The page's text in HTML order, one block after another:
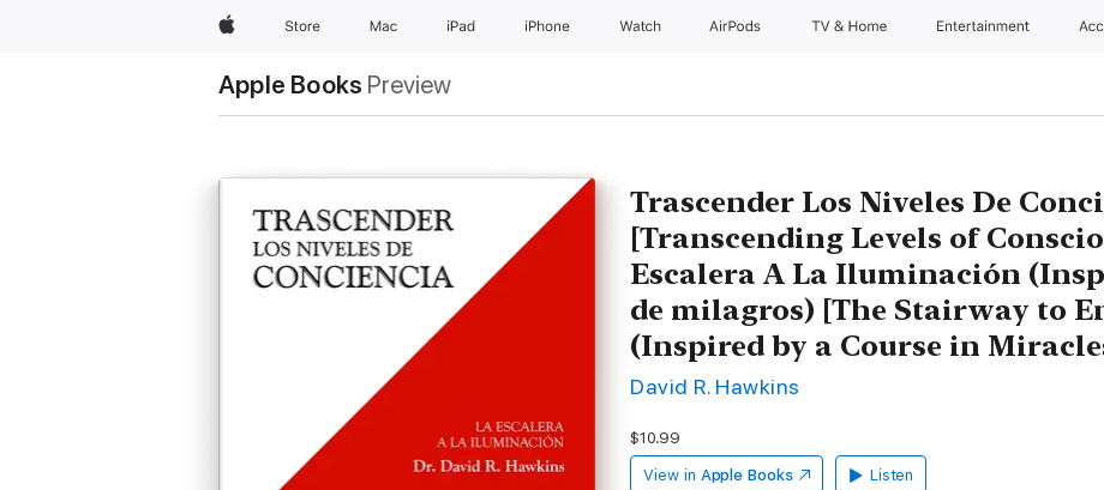
AppleStore Mac iPad iPhone Watch AirPods TV & Home Entertainment
Apple Books Preview
Trascender Los Niveles De
[Transcending Levels of
Escalera A La Iluminación
de milagros) [The Stairway to
(Inspired by a Course in
David R. Hawkins
$10.99
View in Apple Books Listen